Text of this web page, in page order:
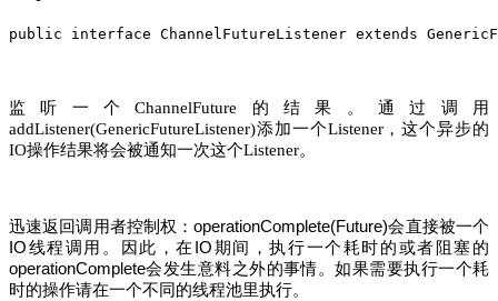
public interface ChannelFutureListener extends
监听一个ChannelFuture 的结果。通过调用
addListener(GenericFutureListener)添加一个Listener，这个异步的
IO操作结果将会被通知一次这个Listener。
迅速返回调用者控制权：operationComplete(Future)会直接被一个
IO线程调用。因此，在IO期间，执行一个耗时的或者阻塞的
operationComplete会发生意料之外的事情。如果需要执行一个耗
时的操作请在一个不同的线程池里执行。